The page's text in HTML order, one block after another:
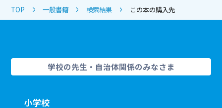
TOP 一般書籍 検索結果 この本の購入先
学校の先生・自治体関係のみなさま
小学校